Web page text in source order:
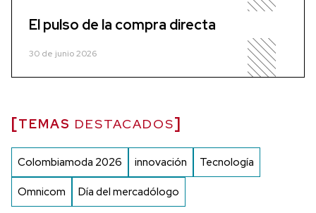
El pulso de la compra directa
30 de junio 2026
TEMAS DESTACADOS
Colombiamoda 2026 innovación Tecnología
Omnicom Día del mercadólogo